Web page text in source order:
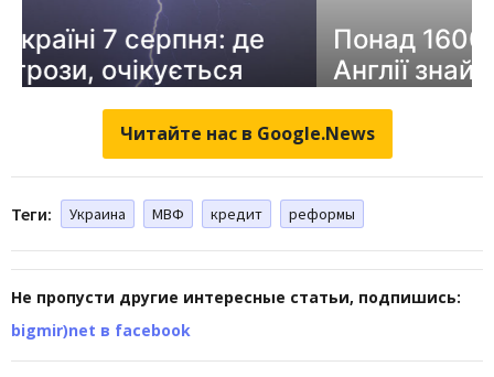
Читайте нас в Google.News
Теги: Украина МВФ кредит реформы
Не пропусти другие интересные статьи, подпишись:
bigmir)net в facebook